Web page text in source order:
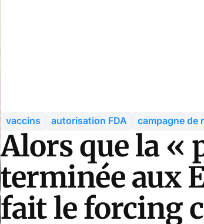
vaccins autorisation FDA campagne de
Alors que la «
terminée aux
fait le forcing